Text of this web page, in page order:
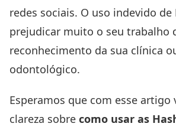
redes sociais. O uso indevido
prejudicar muito o seu trabalho
reconhecimento da sua clínica
odontológico.
Esperamos que com esse artigo
clareza sobre como usar as